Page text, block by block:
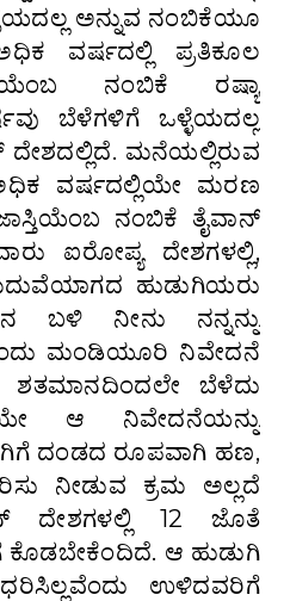
ಅನ್ನುವ ನಂಬಿಕೆಯೂ
ವರ್ಷದಲ್ಲಿ ಪ್ರತಿಕೂಲ
ನಂಬಿಕೆ ರಷ್ಯಾ
ಬೆಳೆಗಳಿಗೆ ಒಳ್ಳೆಯದಲ್ಲ
ದೇಶದಲ್ಲಿದೆ. ಮನೆಯಲ್ಲಿರುವ
ವರ್ಷದಲ್ಲಿಯೇ ಮರಣ
ನಂಬಿಕೆ ತೈವಾನ್
ಐರೋಪ್ಯ ದೇಶಗಳಲ್ಲಿ,
ಹುಡುಗಿಯರು
ಬಳಿ ನೀನು ನನ್ನನ್ನು
ಮಂಡಿಯೂರಿ ನಿವೇದನೆ
ಬೆಳೆದು
ಆ ನಿವೇದನೆಯನ್ನು
ದಂಡದ ರೂಪವಾಗಿ ಹಣ,
ನೀಡುವ ಕ್ರಮ ಅಲ್ಲದೆ
12 ಜೊತೆ
ಕೊಡಬೇಕೆಂದಿದೆ. ಆ ಹುಡುಗಿ
ಉಳಿದವರಿಗೆ